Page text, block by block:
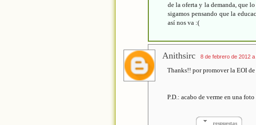
de la oferta y la demanda, que
sigamos pensando que la
así nos va :(
Anithsirc 8 de febrero de 2012 a
Thanks!! por promover la EOI
P.D.: acabo de verme en una
respuestas